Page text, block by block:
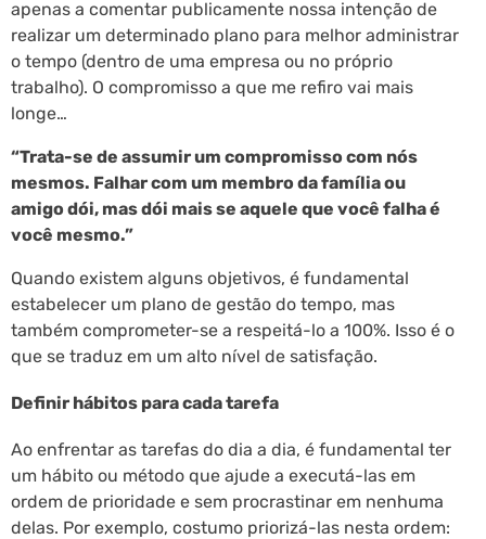
apenas a comentar publicamente nossa intenção de
realizar um determinado plano para melhor administrar
o tempo (dentro de uma empresa ou no próprio
trabalho). O compromisso a que me refiro vai mais
longe…
“Trata-se de assumir um compromisso com nós
mesmos. Falhar com um membro da família ou
amigo dói, mas dói mais se aquele que você falha é
você mesmo.”
Quando existem alguns objetivos, é fundamental
estabelecer um plano de gestão do tempo, mas
também comprometer-se a respeitá-lo a 100%. Isso é o
que se traduz em um alto nível de satisfação.
Definir hábitos para cada tarefa
Ao enfrentar as tarefas do dia a dia, é fundamental ter
um hábito ou método que ajude a executá-las em
ordem de prioridade e sem procrastinar em nenhuma
delas. Por exemplo, costumo priorizá-las nesta ordem: